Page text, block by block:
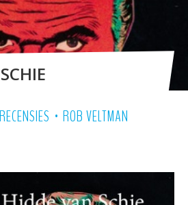
RECENSIES • ROB VELTMAN